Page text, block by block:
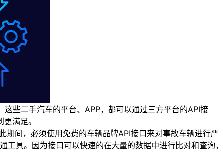
些二手汽车的平台、APP，都可以通过三方平台的API接
满足。
间，必须使用免费的车辆品牌API接口来对事故车辆进行严
具。因为接口可以快速的在大量的数据中进行比对和查询，